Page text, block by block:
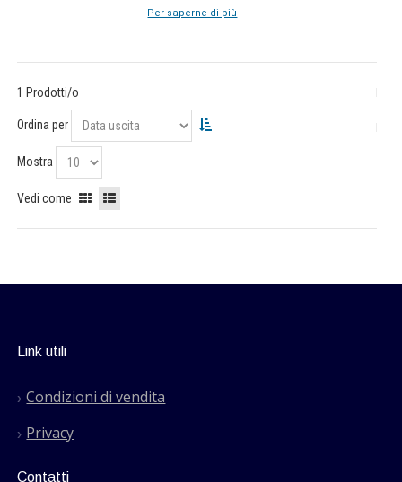
Per saperne di più
1 Prodotti/o
Ordina per
Mostra
Vedi come
Link utili
Condizioni di vendita
Privacy
Contatti